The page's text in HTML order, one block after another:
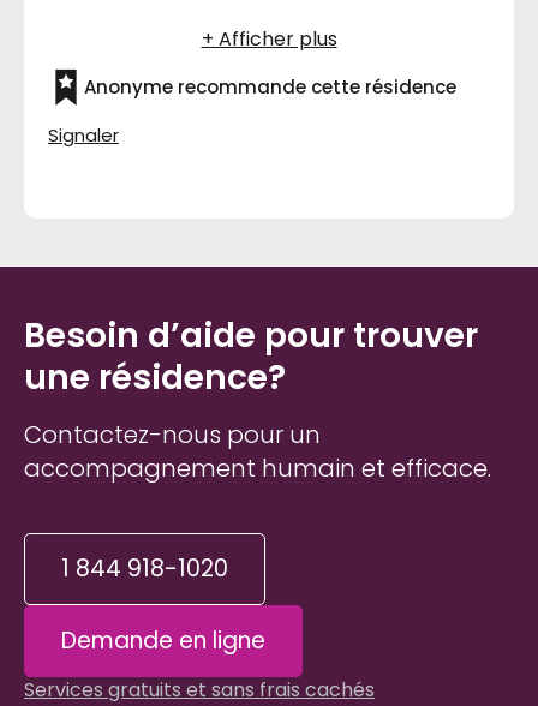
bien, les services également.
Anonyme recommande cette résidence
Signaler
Besoin d’aide pour trouver
une résidence?
Contactez-nous pour un
accompagnement humain et efficace.
1 844 918-1020
Demande en ligne
Services gratuits et sans frais cachés